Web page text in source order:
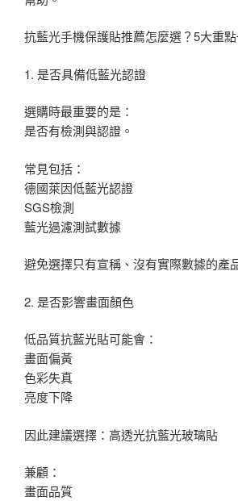
抗藍光手機保護貼推薦怎麼選？5大重
1. 是否具備低藍光認證
選購時最重要的是：
是否有檢測與認證。
常見包括：
德國萊因低藍光認證
SGS檢測
藍光過濾測試數據
避免選擇只有宣稱、沒有實際數據的產
2. 是否影響畫面顏色
低品質抗藍光貼可能會：
畫面偏黃
色彩失真
亮度下降
因此建議選擇：高透光抗藍光玻璃貼
兼顧：
畫面品質